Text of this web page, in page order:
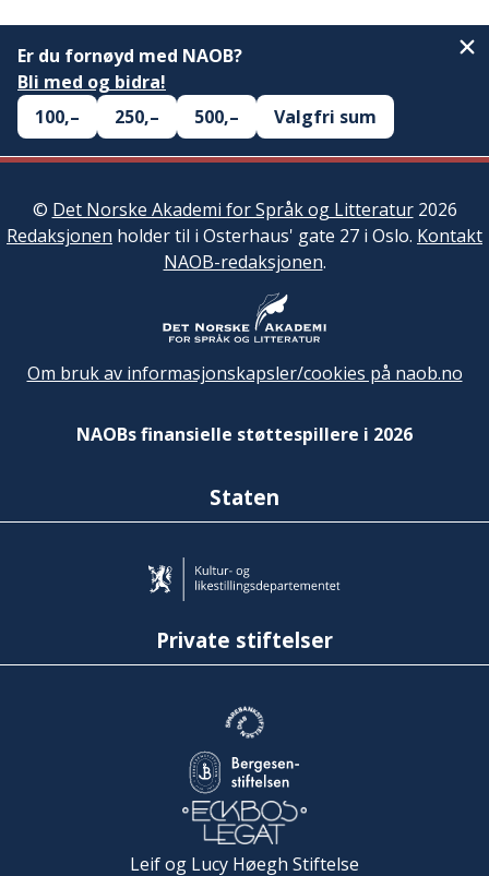
Er du fornøyd med NAOB?
Bli med og bidra!
100,–
250,– 500,– Valgfri sum
© Det Norske Akademi for Språk og Litteratur2026
Redaksjonen holder til i Osterhaus' gate 27 i Oslo. Kontakt
NAOB-redaksjonen.
Om bruk av informasjonskapsler/cookies på naob.no
NAOBs finansielle støttespillere i 2026
Staten
Private stiftelser
Leif og Lucy Høegh Stiftelse